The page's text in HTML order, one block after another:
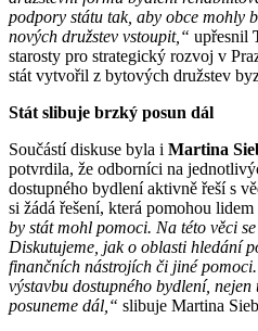
podpory státu tak, aby obce mohly
nových družstev vstoupit,“ upřesnil
starosty pro strategický rozvoj v
stát vytvořil z bytových družstev
Stát slibuje brzký posun dál
Součástí diskuse byla i Martina
potvrdila, že odborníci na
dostupného bydlení aktivně řeší s
si žádá řešení, která pomohou
by stát mohl pomoci. Na této věci
Diskutujeme, jak o oblasti hledání
finančních nástrojích či jiné
výstavbu dostupného bydlení,
posuneme dál,“ slibuje Martina